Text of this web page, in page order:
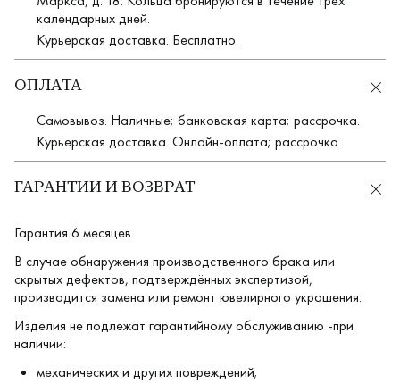
календарных дней.
Курьерская доставка. Бесплатно.
ОПЛАТА
Самовывоз. Наличные; банковская карта; рассрочка.
Курьерская доставка. Онлайн-оплата; рассрочка.
ГАРАНТИИ И ВОЗВРАТ
Гарантия 6 месяцев.
В случае обнаружения производственного брака или
скрытых дефектов, подтверждённых экспертизой,
производится замена или ремонт ювелирного украшения.
Изделия не подлежат гарантийному обслуживанию -при
наличии:
механических и других повреждений;